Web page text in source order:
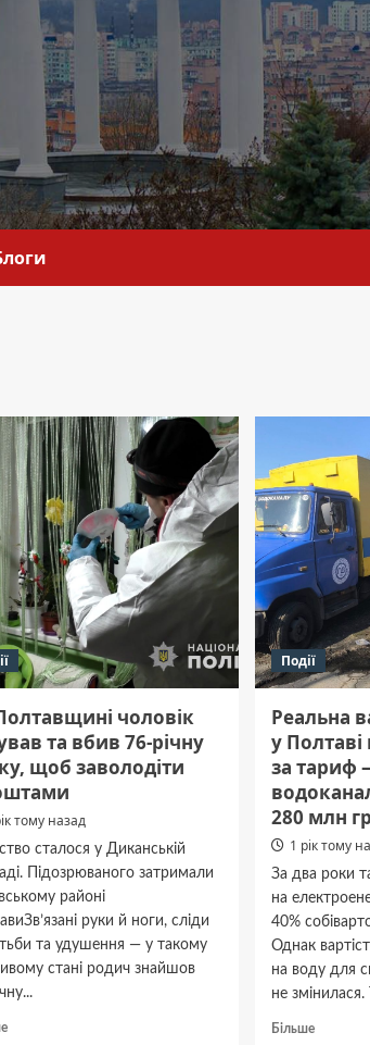
чоловік
та вбив 76-річну
щоб заволодіти
тому назад
сталося у Диканській
Підозрюваного затримали
районі
руки й ноги, сліди
та удушення — у такому
стані родич знайшов
Докладніше
Події
Реальна
у Полтаві
за тариф
280 млн
1 рік тому
За два роки
на
40%
Однак
на воду для
не змінилася.
Більше